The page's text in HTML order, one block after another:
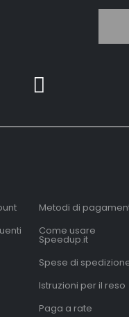
Metodi di
Come usare
Speedup.it
Spese di
Istruzioni per il reso
Paga a rate